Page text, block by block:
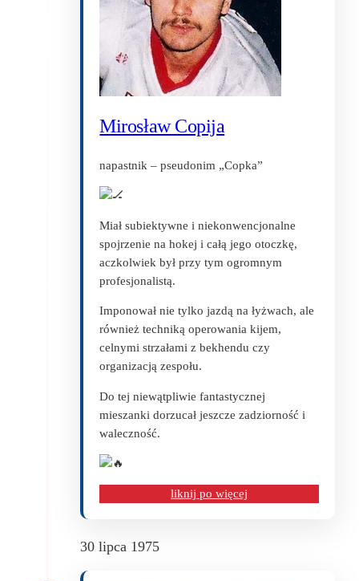
Mirosław Copija
napastnik – pseudonim „Copka”
Miał subiektywne i niekonwencjonalne
spojrzenie na hokej i całą jego otoczkę,
aczkolwiek był przy tym ogromnym
profesjonalistą.
Imponował nie tylko jazdą na łyżwach, ale
również techniką operowania kijem,
celnymi strzałami z bekhendu czy
organizacją zespołu.
Do tej niewątpliwie fantastycznej
mieszanki dorzucał jeszcze zadziorność i
waleczność.
liknij po więcej
30 lipca 1975